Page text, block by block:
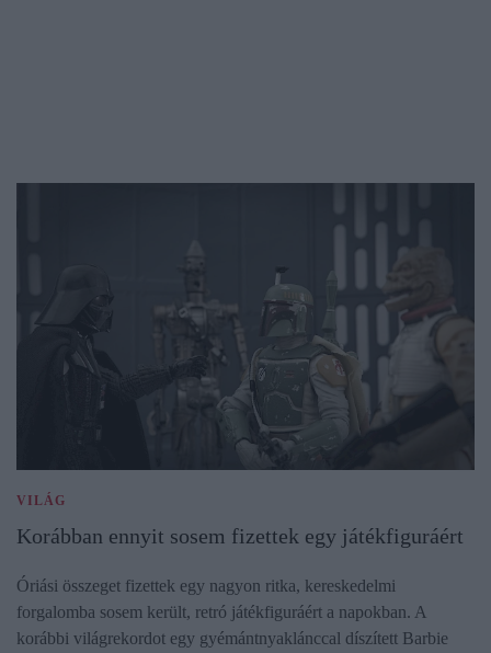
VILÁG
Korábban ennyit sosem fizettek egy játékfiguráért
Óriási összeget fizettek egy nagyon ritka, kereskedelmi
forgalomba sosem került, retró játékfiguráért a napokban. A
korábbi világrekordot egy gyémántnyaklánccal díszített Barbie